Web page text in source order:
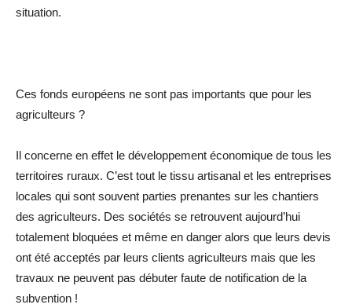
situation.
Ces fonds européens ne sont pas importants que pour les
agriculteurs ?
Il concerne en effet le développement économique de tous les
territoires ruraux. C’est tout le tissu artisanal et les entreprises
locales qui sont souvent parties prenantes sur les chantiers
des agriculteurs. Des sociétés se retrouvent aujourd’hui
totalement bloquées et même en danger alors que leurs devis
ont été acceptés par leurs clients agriculteurs mais que les
travaux ne peuvent pas débuter faute de notification de la
subvention !